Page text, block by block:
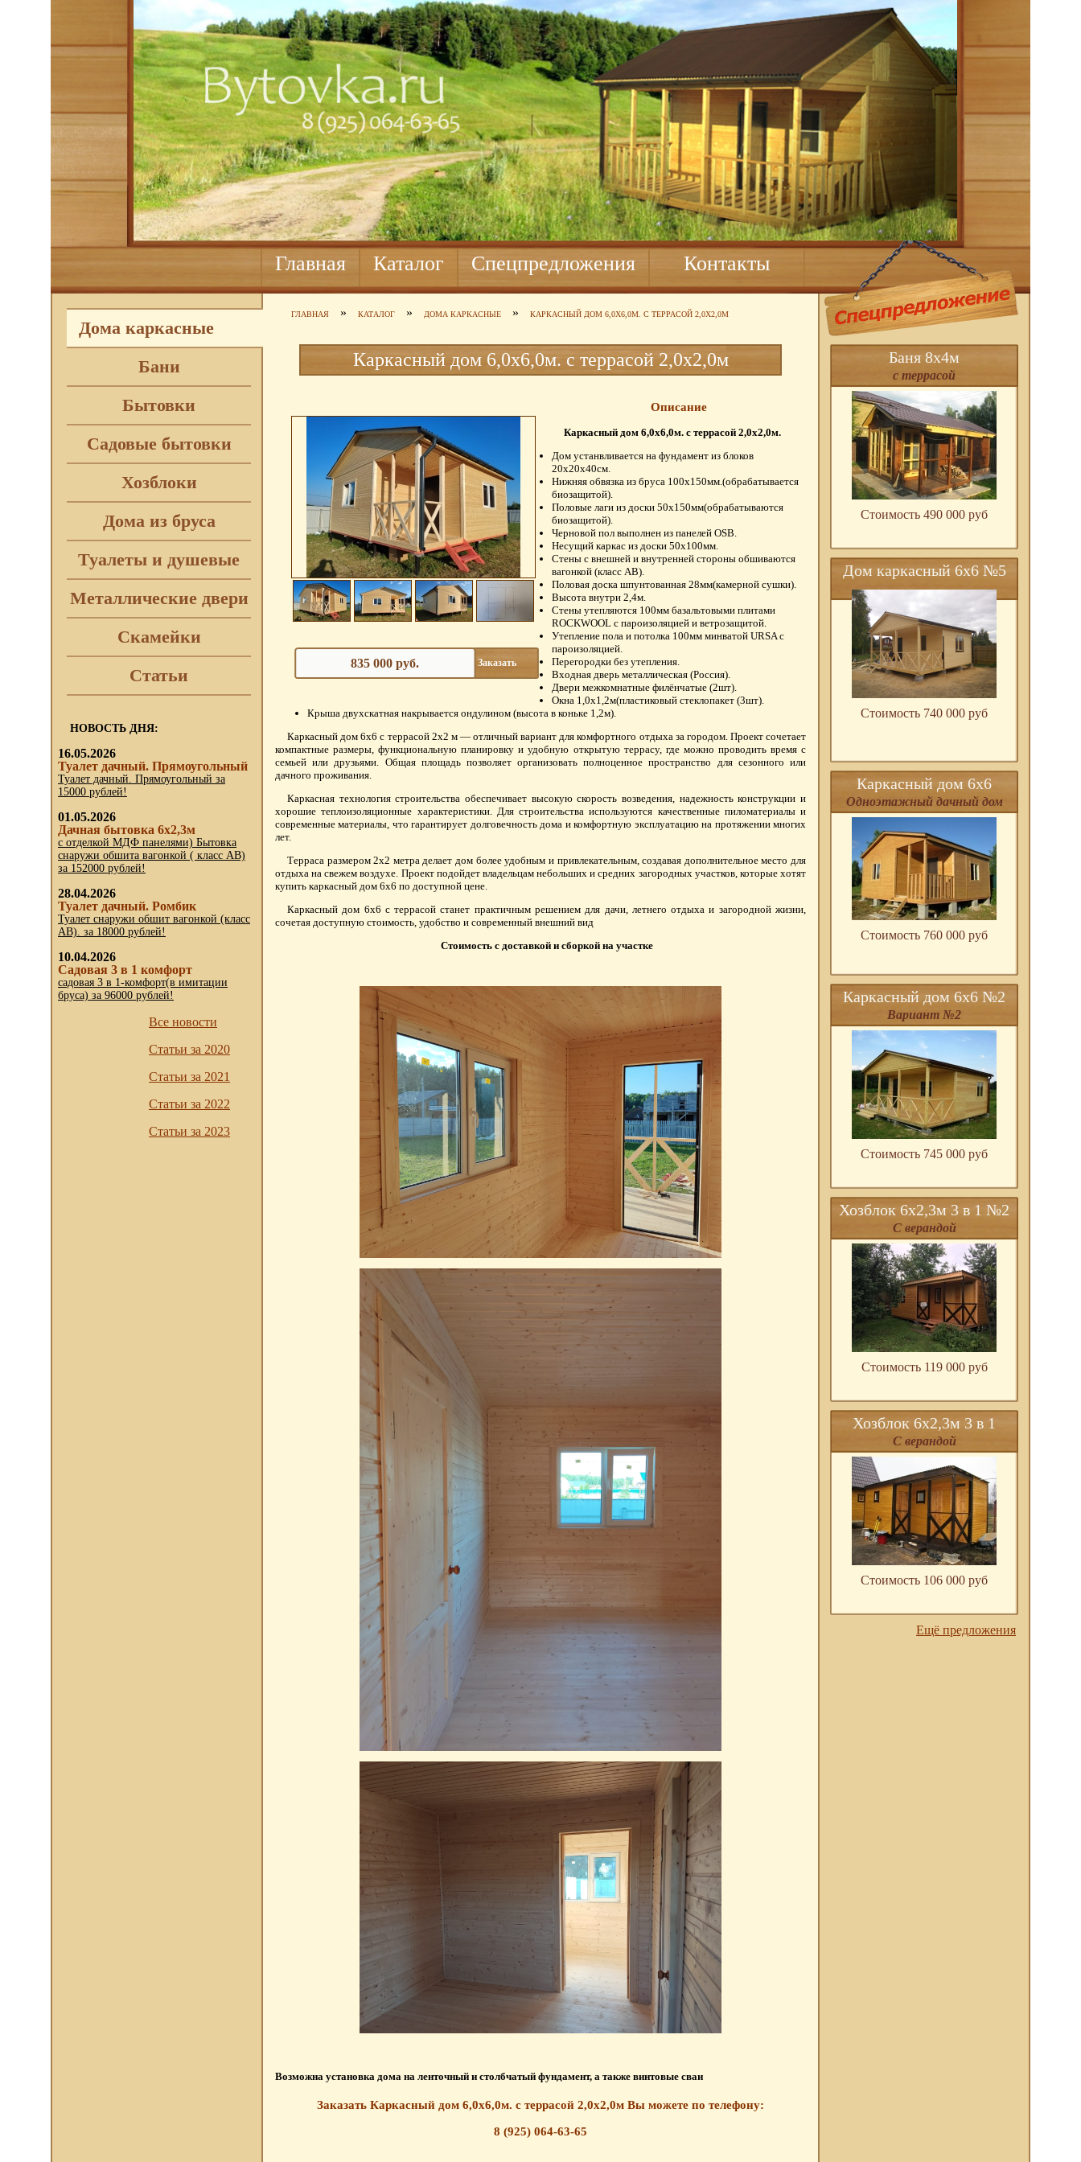
Главная Каталог Спецпредложения Контакты
Дома каркасные
Бани
Бытовки
Садовые бытовки
Хозблоки
Дома из бруса
Туалеты и душевые
Металлические двери
Скамейки
Статьи
НОВОСТЬ ДНЯ:
16.05.2026
Туалет дачный. Прямоугольный
Туалет дачный. Прямоугольный за
15000 рублей!
01.05.2026
Дачная бытовка 6х2,3м
с отделкой МДФ панелями) Бытовка
снаружи обшита вагонкой ( класс АВ)
за 152000 рублей!
28.04.2026
Туалет дачный. Ромбик
Туалет снаружи обшит вагонкой (класс
АВ). за 18000 рублей!
10.04.2026
Садовая 3 в 1 комфорт
садовая 3 в 1-комфорт(в имитации
бруса) за 96000 рублей!
Все новости
Статьи за 2020
Статьи за 2021
Статьи за 2022
Статьи за 2023
ГЛАВНАЯ » КАТАЛОГ » ДОМА КАРКАСНЫЕ » КАРКАСНЫЙ ДОМ 6,0Х6,0М. С ТЕРРАСОЙ 2,0Х2,0М
Каркасный дом 6,0х6,0м. с террасой 2,0х2,0м
835 000 руб. Заказать
Описание
Каркасный дом 6,0х6,0м. с террасой 2,0х2,0м.
Дом устанвливается на фундамент из блоков
20х20х40см.
Нижняя обвязка из бруса 100х150мм.(обрабатывается
биозащитой).
Половые лаги из доски 50х150мм(обрабатываются
биозащитой).
Черновой пол выполнен из панелей OSB.
Несущий каркас из доски 50х100мм.
Стены с внешней и внутренней стороны обшиваются
вагонкой (класс АВ).
Половая доска шпунтованная 28мм(камерной сушки).
Высота внутри 2,4м.
Стены утепляются 100мм базальтовыми плитами
ROCKWOOL с пароизоляцией и ветрозащитой.
Утепление пола и потолка 100мм минватой URSA с
пароизоляцией.
Перегородки без утепления.
Входная дверь металлическая (Россия).
Двери межкомнатные филёнчатые (2шт).
Окна 1,0х1,2м(пластиковый стеклопакет (3шт).
Крыша двухскатная накрывается ондулином (высота в коньке 1,2м).
Каркасный дом 6х6 с террасой 2х2 м — отличный вариант для комфортного отдыха за городом. Проект сочетает
компактные размеры, функциональную планировку и удобную открытую террасу, где можно проводить время с
семьей или друзьями. Общая площадь позволяет организовать полноценное пространство для сезонного или
дачного проживания.
Каркасная технология строительства обеспечивает высокую скорость возведения, надежность конструкции и
хорошие теплоизоляционные характеристики. Для строительства используются качественные пиломатериалы и
современные материалы, что гарантирует долговечность дома и комфортную эксплуатацию на протяжении многих
лет.
Терраса размером 2х2 метра делает дом более удобным и привлекательным, создавая дополнительное место для
отдыха на свежем воздухе. Проект подойдет владельцам небольших и средних загородных участков, которые хотят
купить каркасный дом 6х6 по доступной цене.
Каркасный дом 6х6 с террасой станет практичным решением для дачи, летнего отдыха и загородной жизни,
сочетая доступную стоимость, удобство и современный внешний вид
Стоимость с доставкой и сборкой на участке
Возможна установка дома на ленточный и столбчатый фундамент, а также винтовые сваи
Заказать Каркасный дом 6,0х6,0м. с террасой 2,0х2,0м Вы можете по телефону:
8 (925) 064-63-65
Баня 8х4м
с террасой
Стоимость 490 000 pуб
Дом каркасный 6х6 №5
Стоимость 740 000 pуб
Каркасный дом 6х6
Одноэтажный дачный дом
Стоимость 760 000 pуб
Каркасный дом 6х6 №2
Вариант №2
Стоимость 745 000 pуб
Хозблок 6х2,3м 3 в 1 №2
С верандой
Стоимость 119 000 pуб
Хозблок 6х2,3м 3 в 1
С верандой
Стоимость 106 000 pуб
Ещё предложения